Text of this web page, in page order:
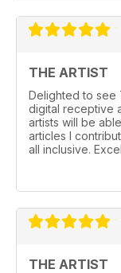
THE ARTIST
Delighted to see
digital receptive
artists will be
articles I
all inclusive.
THE ARTIST